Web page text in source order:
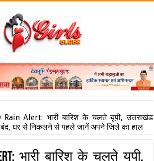
Rain Alert: भारी बारिश के चलते यूपी, उत्तराखंड
घर से निकलने से पहले जानें अपने जिले का हाल
भारी बारिश के चलते यूपी,